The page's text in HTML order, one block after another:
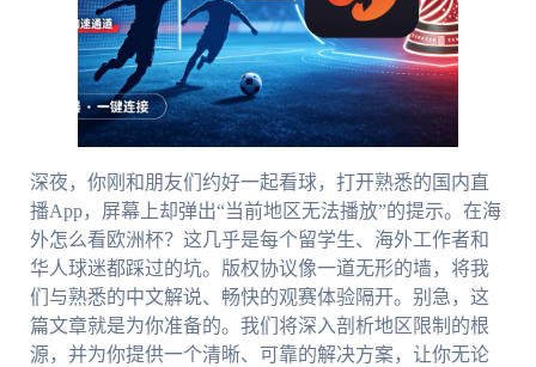
深夜，你刚和朋友们约好一起看球，打开熟悉的国内直
播App，屏幕上却弹出“当前地区无法播放”的提示。在海
外怎么看欧洲杯？这几乎是每个留学生、海外工作者和
华人球迷都踩过的坑。版权协议像一道无形的墙，将我
们与熟悉的中文解说、畅快的观赛体验隔开。别急，这
篇文章就是为你准备的。我们将深入剖析地区限制的根
源，并为你提供一个清晰、可靠的解决方案，让你无论